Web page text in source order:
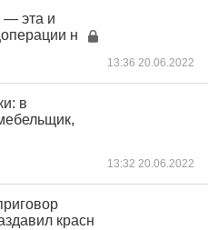
— эта и
н
13:36 20.06.2022
в
13:32 20.06.2022
красн